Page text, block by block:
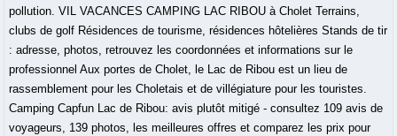
pollution. VIL VACANCES CAMPING LAC RIBOU à Cholet Terrains,
clubs de golf Résidences de tourisme, résidences hôtelières Stands de tir
: adresse, photos, retrouvez les coordonnées et informations sur le
professionnel Aux portes de Cholet, le Lac de Ribou est un lieu de
rassemblement pour les Choletais et de villégiature pour les touristes.
Camping Capfun Lac de Ribou: avis plutôt mitigé - consultez 109 avis de
voyageurs, 139 photos, les meilleures offres et comparez les prix pour